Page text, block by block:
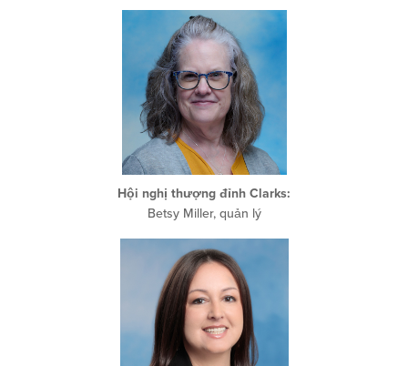
Hội nghị thượng đỉnh Clarks:
Betsy Miller, quản lý